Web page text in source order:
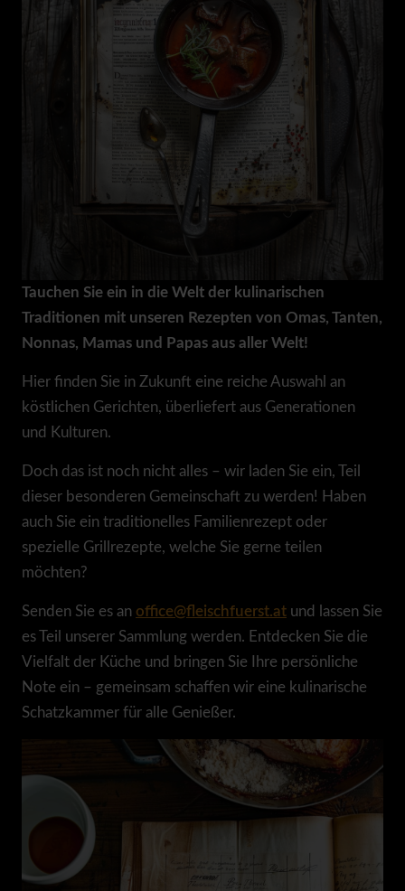
Tauchen Sie ein in die Welt der kulinarischen
Traditionen mit unseren Rezepten von Omas, Tanten,
Nonnas, Mamas und Papas aus aller Welt!
Hier finden Sie in Zukunft eine reiche Auswahl an
köstlichen Gerichten, überliefert aus Generationen
und Kulturen.
Doch das ist noch nicht alles – wir laden Sie ein, Teil
dieser besonderen Gemeinschaft zu werden! Haben
auch Sie ein traditionelles Familienrezept oder
spezielle Grillrezepte, welche Sie gerne teilen
möchten?
Senden Sie es an office@fleischfuerst.at und lassen Sie
es Teil unserer Sammlung werden. Entdecken Sie die
Vielfalt der Küche und bringen Sie Ihre persönliche
Note ein – gemeinsam schaffen wir eine kulinarische
Schatzkammer für alle Genießer.